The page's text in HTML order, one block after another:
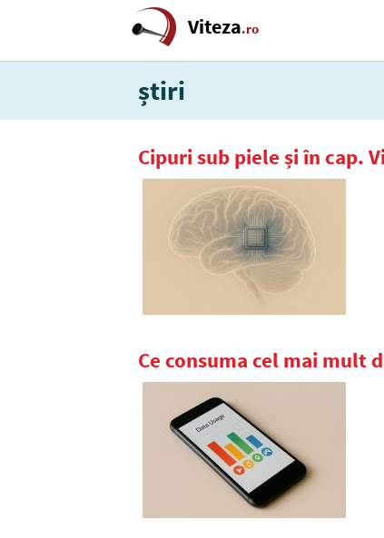
Viteza.ro
știri
Cipuri sub piele și în cap.
Ce consuma cel mai mult